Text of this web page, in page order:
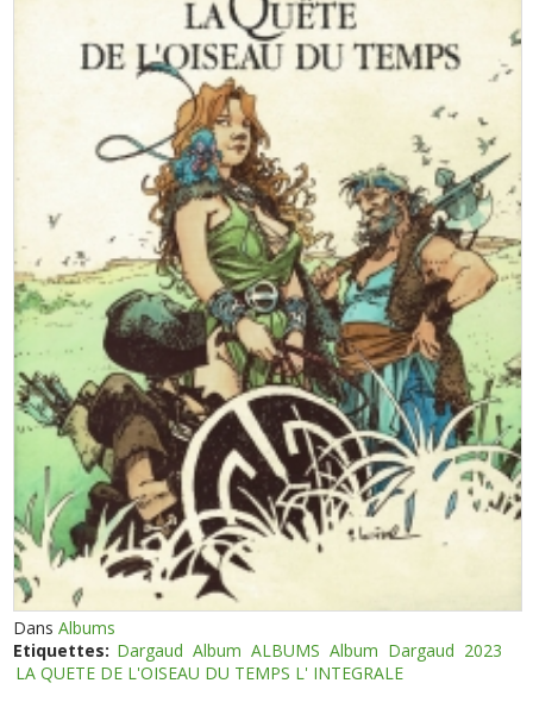
DansAlbums
Etiquettes: Dargaud Album ALBUMS Album Dargaud 2023
LA QUETE DE L'OISEAU DU TEMPS L' INTEGRALE